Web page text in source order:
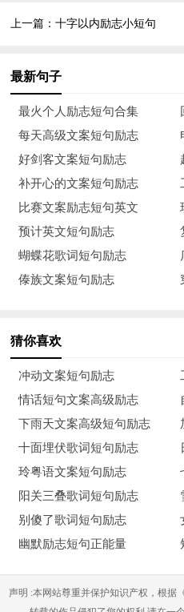
水。
18、含泪播种的人一定能含
19、欲望以提升热忱，毅力
20、一个能从别人的观念来
人永远不必为自己的前途担心。
21、一个人最大的破产是绝
22、经受了火的洗礼泥巴也
24、树苗如果因为怕痛而拒绝
25、经过大海的一番磨砺，
26、梯子的梯阶从来不是用
上一段时间，以便让别一只脚
27、平时没有跑发卫千米，
28、生活的激流已经涌现到
会变成壮丽的瀑布。
会一路开放常新的花朵。
上一篇：十字以内励志小短句
最新句子
最火个人励志短句合集
每天高级文案短句励志
好剑客文案短句励志
补开心的文案短句励志
比赛文案励志短句英文
预计英文短句励志
蝴蝶花歌词短句励志
傣族文案短句励志
猜你喜欢
冲动文案短句励志
情话短句文案高级励志
下雨天文案高级短句励志
十面埋伏歌词短句励志
玲粤语文案短句励志
阳关三叠歌词短句励志
别傻了歌词短句励志
幽默励志短句正能量
声明 :本网站尊重并保护知识产权，根据